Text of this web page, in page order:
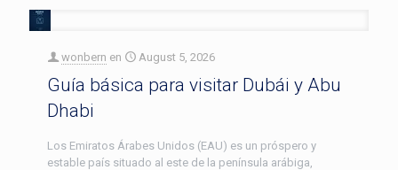
wonbern en August 5, 2026
Guía básica para visitar Dubái y Abu
Dhabi
Los Emiratos Árabes Unidos (EAU) es un próspero y
estable país situado al este de la península arábiga,